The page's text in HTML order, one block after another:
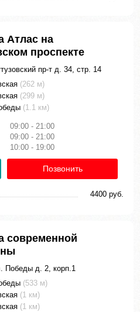
Атлас на
проспекте
пр-т д. 34, стр. 14
(262 м)
(299 м)
(1.1 км)
09:00 - 21:00
09:00 - 21:00
10:00 - 19:00
Позвонить
4400 руб.
современной
Победы д. 2, корп.1
(533 м)
(1 км)
(1 км)